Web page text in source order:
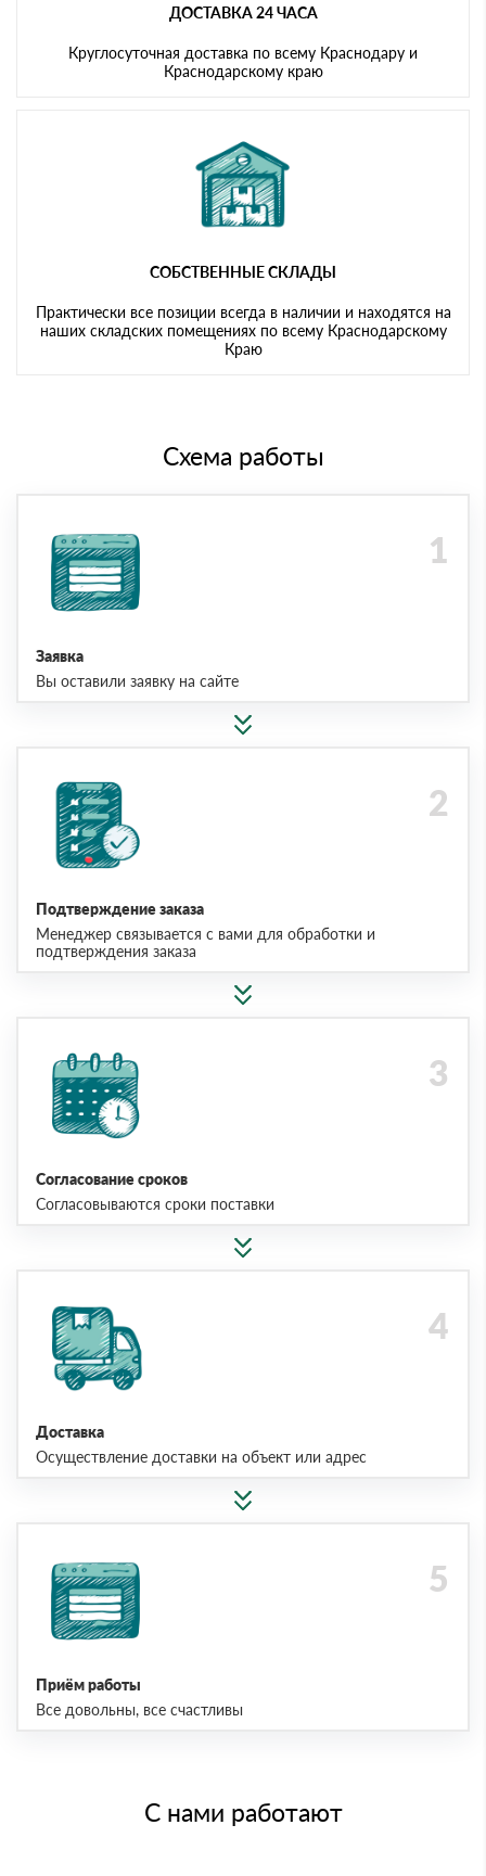
ДОСТАВКА 24 ЧАСА
Круглосуточная доставка по всему Краснодару и
Краснодарскому краю
СОБСТВЕННЫЕ СКЛАДЫ
Практически все позиции всегда в наличии и находятся на
наших складских помещениях по всему Краснодарскому
Краю
Схема работы
Заявка
Вы оставили заявку на сайте
Подтверждение заказа
Менеджер связывается с вами для обработки и
подтверждения заказа
Согласование сроков
Согласовываются сроки поставки
Доставка
Осуществление доставки на объект или адрес
Приём работы
Все довольны, все счастливы
С нами работают